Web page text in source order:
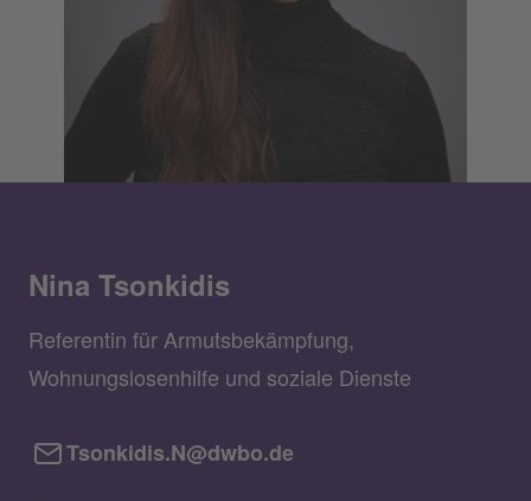
Nina Tsonkidis
Referentin für Armutsbekämpfung,
Wohnungslosenhilfe und soziale Dienste
Tsonkidis.N@dwbo.de